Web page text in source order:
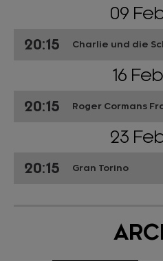
09
20:15 Charlie und die
16
20:15 Roger Cormans
23
20:15 Gran Torino